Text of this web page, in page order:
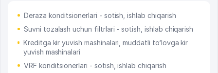
Deraza konditsionerlari - sotish, ishlab chiqarish
Suvni tozalash uchun filtrlari - sotish, ishlab chiqarish
Kreditga kir yuvish mashinalari, muddatli to‘lovga kir
yuvish mashinalari
VRF konditsionerlari - sotish, ishlab chiqarish